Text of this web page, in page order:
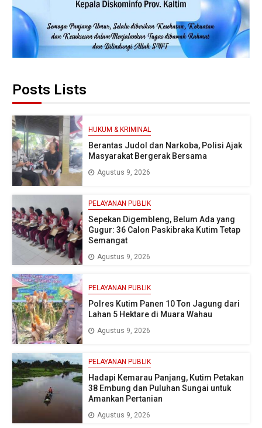
Posts Lists
HUKUM & KRIMINAL
Berantas Judol dan Narkoba, Polisi Ajak
Masyarakat Bergerak Bersama
Agustus 9, 2026
PELAYANAN PUBLIK
Sepekan Digembleng, Belum Ada yang
Gugur: 36 Calon Paskibraka Kutim Tetap
Semangat
Agustus 9, 2026
PELAYANAN PUBLIK
Polres Kutim Panen 10 Ton Jagung dari
Lahan 5 Hektare di Muara Wahau
Agustus 9, 2026
PELAYANAN PUBLIK
Hadapi Kemarau Panjang, Kutim Petakan
38 Embung dan Puluhan Sungai untuk
Amankan Pertanian
Agustus 9, 2026